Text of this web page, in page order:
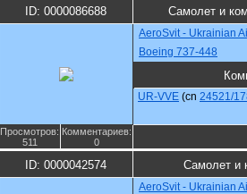
ID: 0000086688 Самолет и
AeroSvit - Ukrainian
Boeing 737-448
UR-VVE (cn 24521/
Просмотров:
511
Комментариев:
0
ID: 0000042574 Самолет и
AeroSvit - Ukrainian